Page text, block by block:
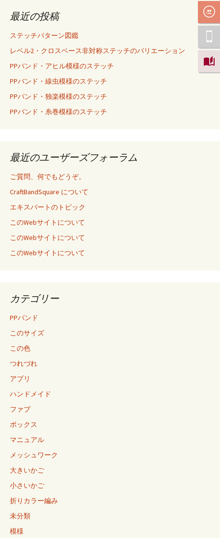
最近の投稿
ステッチパターン図鑑
レベル2・クロスベース非対称ステッチのバリエーション
PPバンド・アヒル模様のステッチ
PPバンド・線虫模様のステッチ
PPバンド・独楽模様のステッチ
PPバンド・糸巻模様のステッチ
最近のユーザーズフォーラム
ご質問、何でもどうぞ。
CraftBandSquare について
エキスパートのトピック
このWebサイトについて
このWebサイトについて
このWebサイトについて
カテゴリー
PPバンド
このサイズ
この色
つれづれ
アプリ
ハンドメイド
ファブ
ボックス
マニュアル
メッシュワーク
大きいかご
小さいかご
折りカラー編み
未分類
模様